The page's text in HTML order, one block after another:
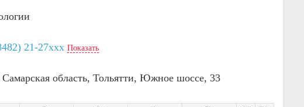
21-27xxx Показать
Самарская область, Тольятти, Южное шоссе, 33